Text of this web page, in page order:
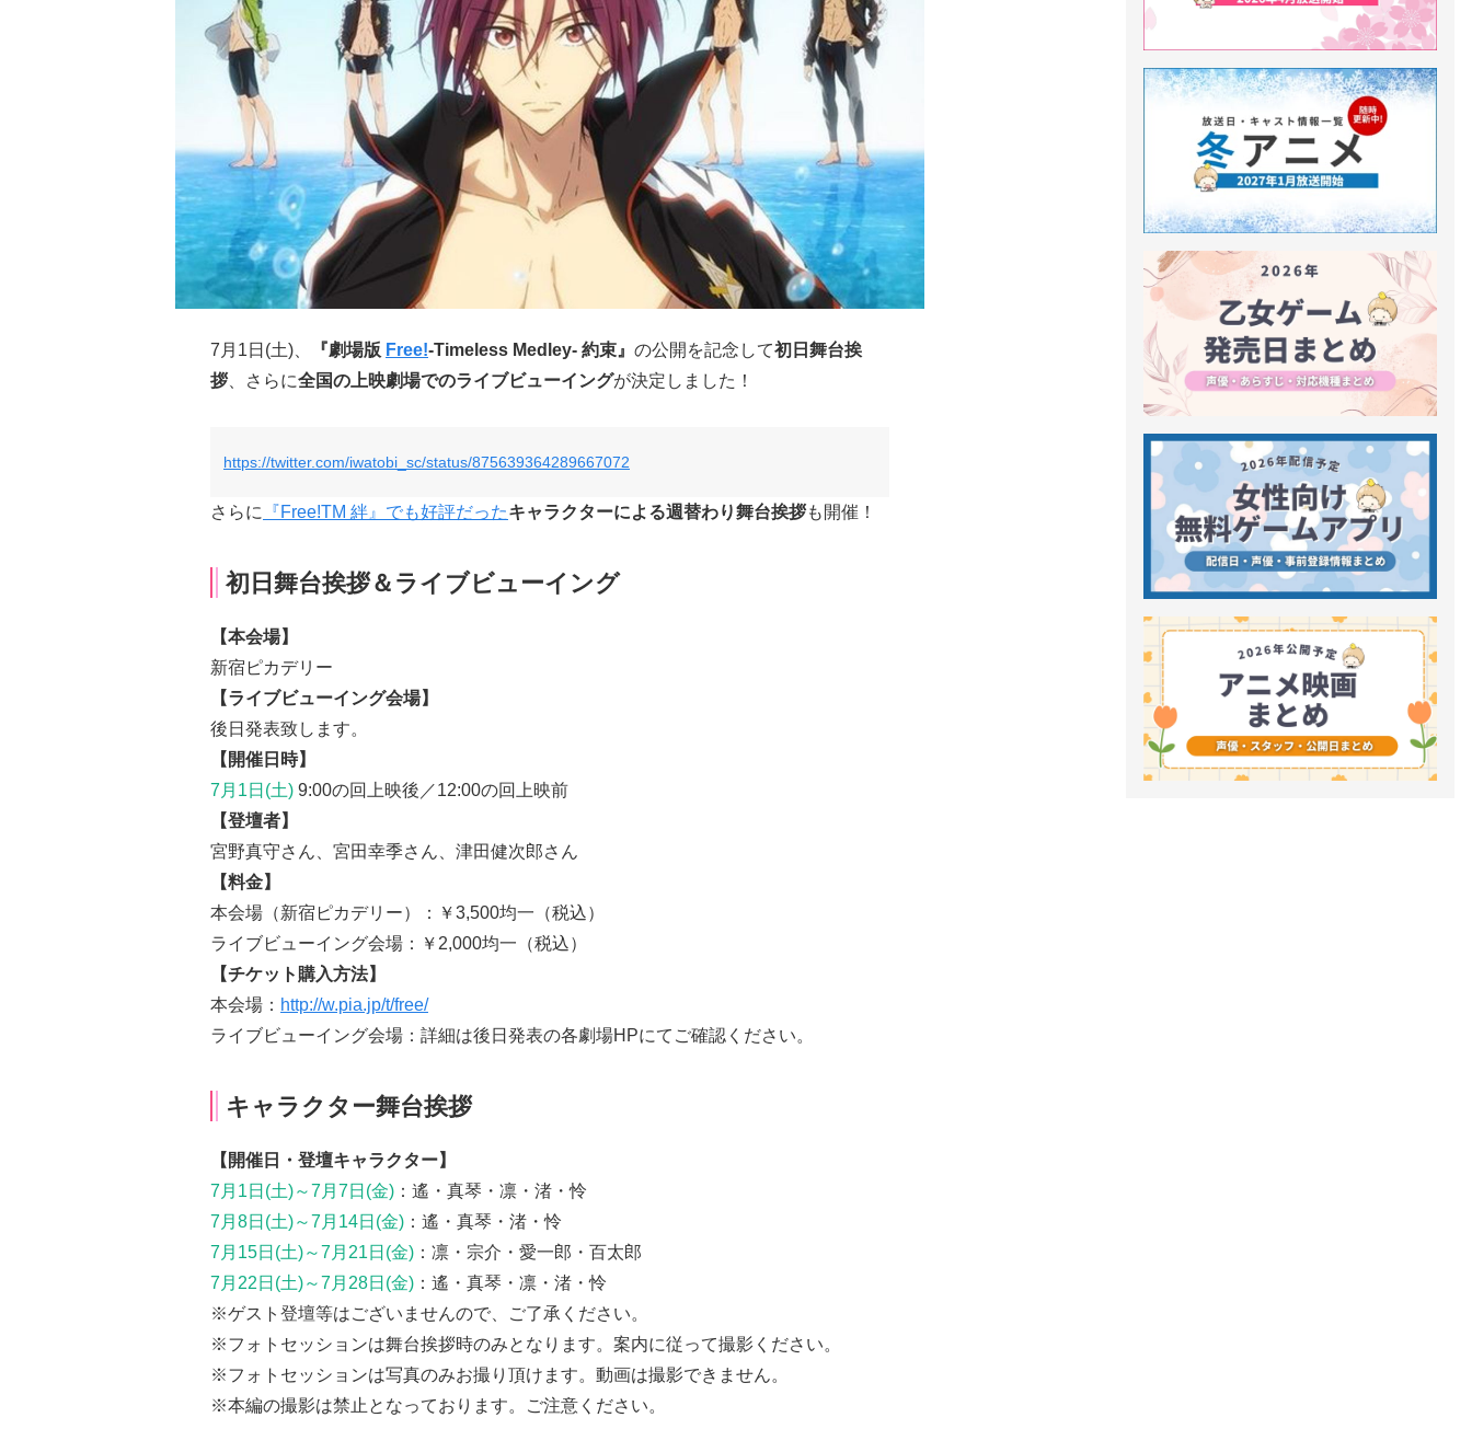
7月1日(土)、 『劇場版 Free!-Timeless Medley- 約束』 の公開を記念して初日舞台挨
拶、さらに全国の上映劇場でのライブビューイングが決定しました！
https://twitter.com/iwatobi_sc/status/875639364289667072
さらに 『Free!TM 絆』でも好評だったキャラクターによる週替わり舞台挨拶も開催！
初日舞台挨拶＆ライブビューイング
【本会場】
新宿ピカデリー
【ライブビューイング会場】
後日発表致します。
【開催日時】
7月1日(土) 9:00の回上映後／12:00の回上映前
【登壇者】
宮野真守さん、宮田幸季さん、津田健次郎さん
【料金】
本会場（新宿ピカデリー）：￥3,500均一（税込）
ライブビューイング会場：￥2,000均一（税込）
【チケット購入方法】
本会場： http://w.pia.jp/t/free/
ライブビューイング会場：詳細は後日発表の各劇場HPにてご確認ください。
キャラクター舞台挨拶
【開催日・登壇キャラクター】
7月1日(土)～7月7日(金) ：遙・真琴・凛・渚・怜
7月8日(土)～7月14日(金) ：遙・真琴・渚・怜
7月15日(土)～7月21日(金) ：凛・宗介・愛一郎・百太郎
7月22日(土)～7月28日(金) ：遙・真琴・凛・渚・怜
※ゲスト登壇等はございませんので、ご了承ください。
※フォトセッションは舞台挨拶時のみとなります。案内に従って撮影ください。
※フォトセッションは写真のみお撮り頂けます。動画は撮影できません。
※本編の撮影は禁止となっております。ご注意ください。